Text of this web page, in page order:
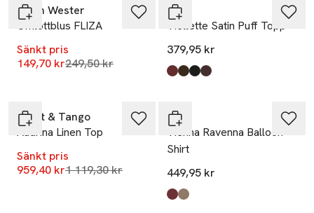
Carin Wester
Omlottblus FLIZA
Sänkt pris
149,70 krLägsta pris 30 dagar
249,50 kr
Vila
Viellette Satin Puff Topp
379,95 kr
Produkten finns i färgerna:
Port Royale
Coffee Bean
Black,
Coffee Bean Sandshell Dots
Twist & Tango
Audrina Linen Top
Sänkt pris
959,40 krLägsta pris 30 dagar
1 119,30 kr
Vila
Vienna Ravenna Balloon
Shirt
449,95 kr
Produkten finns i färgerna:
Port Royale
Falcon